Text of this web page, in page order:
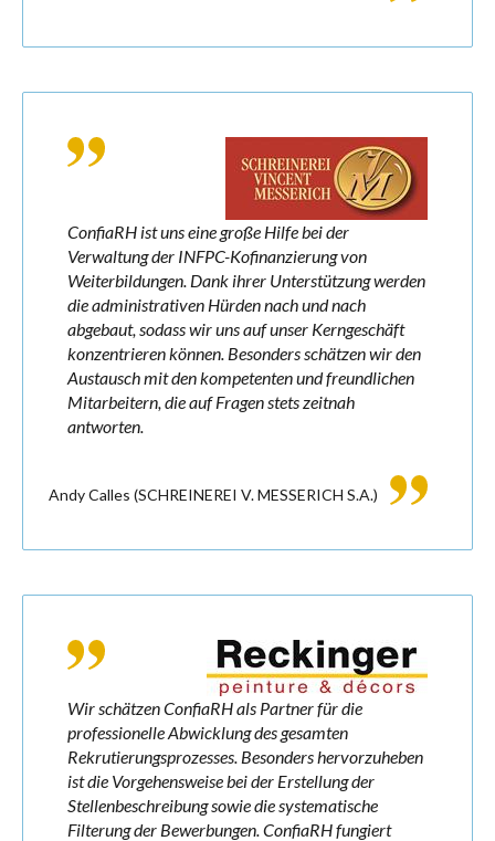
ConfiaRH ist uns eine große Hilfe bei der
Verwaltung der INFPC-Kofinanzierung von
Weiterbildungen. Dank ihrer Unterstützung werden
die administrativen Hürden nach und nach
abgebaut, sodass wir uns auf unser Kerngeschäft
konzentrieren können. Besonders schätzen wir den
Austausch mit den kompetenten und freundlichen
Mitarbeitern, die auf Fragen stets zeitnah
antworten.
Andy Calles (SCHREINEREI V. MESSERICH S.A.)
Wir schätzen ConfiaRH als Partner für die
professionelle Abwicklung des gesamten
Rekrutierungsprozesses. Besonders hervorzuheben
ist die Vorgehensweise bei der Erstellung der
Stellenbeschreibung sowie die systematische
Filterung der Bewerbungen. ConfiaRH fungiert